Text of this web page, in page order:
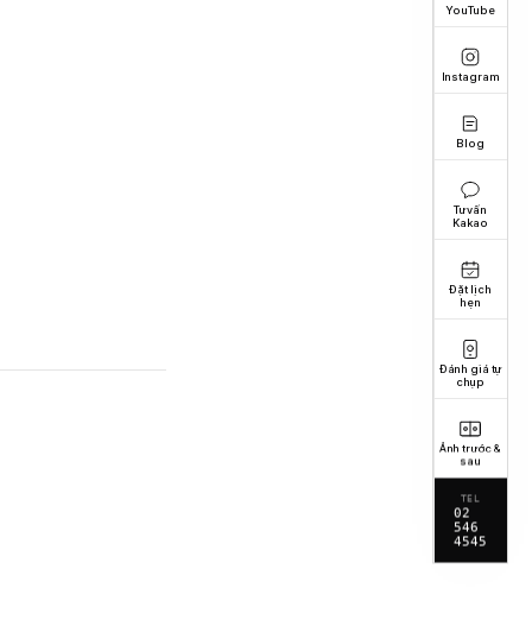
YouTube
Instagram
Blog
Tư vấn
Kakao
Đặt lịch
hẹn
Đánh giá tự
chụp
Ảnh trước &
sau
TEL
02
546
4545